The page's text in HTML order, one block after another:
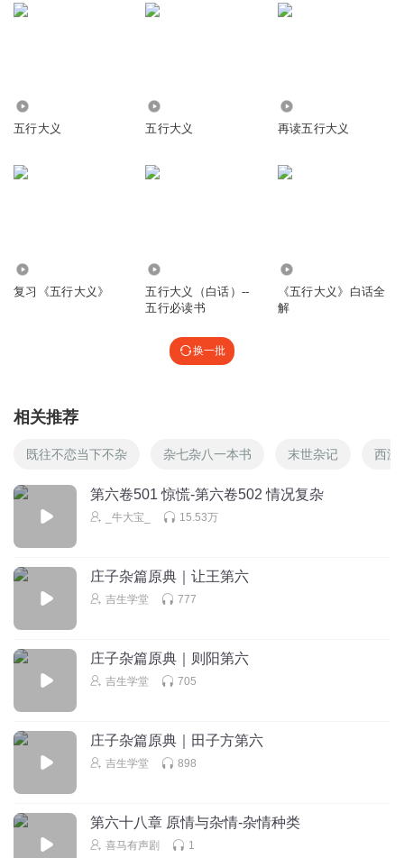
五行大义 五行大义 再读五行大义
复习《五行大义》
五行大义（白话）--
五行必读书
《五行大义》白话全
解
换一批
相关推荐
既往不恋当下不杂 杂七杂八一本书 末世杂记 西游
第六卷501 惊慌-第六卷502 情况复杂
_牛大宝_ 15.53万
庄子杂篇原典｜让王第六
吉生学堂 777
庄子杂篇原典｜则阳第六
吉生学堂 705
庄子杂篇原典｜田子方第六
吉生学堂 898
第六十八章 原情与杂情-杂情种类
喜马有声剧 1